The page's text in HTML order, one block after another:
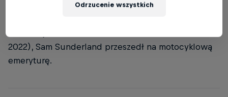
Po 12 latach spędzonych na pustynii,
2022), Sam Sunderland przeszedł na motocyklową
emeryturę.
Odrzucenie wszystkich